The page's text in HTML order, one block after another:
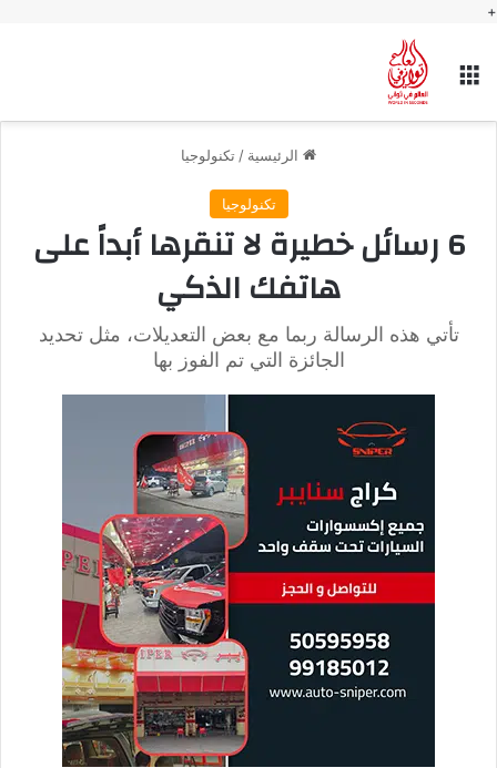
+
القائمة
الرئيسية / تكنولوجيا
تكنولوجيا
6 رسائل خطيرة لا تنقرها أبداً على
هاتفك الذكي
تأتي هذه الرسالة ربما مع بعض التعديلات، مثل تحديد
الجائزة التي تم الفوز بها